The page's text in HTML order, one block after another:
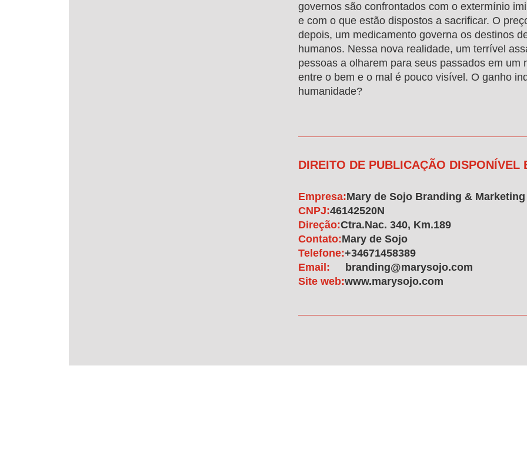
governos são confrontados com o extermínio
e com o que estão dispostos a sacrificar. O
depois, um medicamento governa os destinos
humanos. Nessa nova realidade, um terrível
pessoas a olharem para seus passados em um
entre o bem e o mal é pouco visível. O ganho
humanidade?
DIREITO DE PUBLICAÇÃO DISPONÍVEL
Empresa:Mary de Sojo Branding & Marketing
CNPJ:46142520N
Direção:Ctra.Nac. 340, Km.189
Contato:Mary de Sojo
Telefone:+34671458389
Email:
branding@marysojo.com
Site web:www.marysojo.com